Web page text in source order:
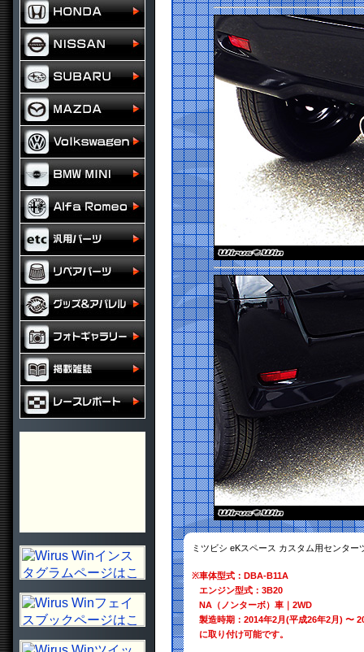
ミツビシ eKスペース カスタム用センタ
※車体型式：DBA-B11A
エンジン型式：3B20
NA（ノンターボ）車｜2WD
製造時期：2014年2月(平成26年2月) 〜
に取り付け可能です。